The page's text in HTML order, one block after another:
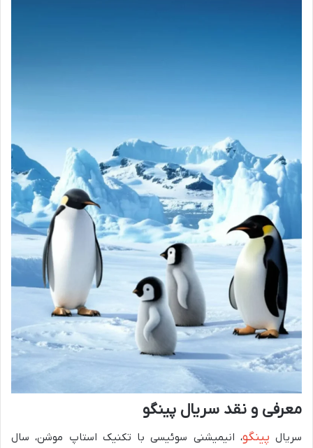
معرفی و نقد سریال پینگو
سریال پینگو، انیمیشنی سوئیسی با تکنیک استاپ موشن، سال